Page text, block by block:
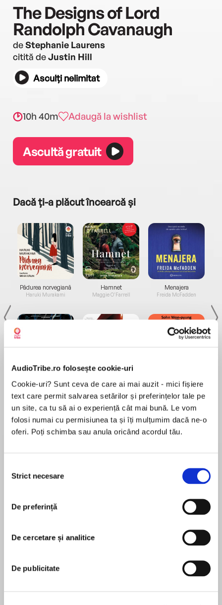
AudioTribe.ro folosește cookie-uri
Cookie-uri? Sunt ceva de care ai mai auzit - mici fișiere
text care permit salvarea setărilor și preferințelor tale pe
un site, ca tu să ai o experiență cât mai bună. Le vom
folosi numai cu permisiunea ta și îți mulțumim dacă ne-o
oferi. Poți schimba sau anula oricând acordul tău.
consimțământului
Strict necesare
De preferință
De cercetare și analitice
De publicitate
The Designs of Lord
Randolph Cavanaugh
deStephanie Laurens
citită deJustin Hill
Asculți nelimitat
10h 40m Adaugă la wishlist
Ascultă gratuit
Dacă ți-a plăcut încearcă și
Pădurea norvegiană
Haruki Murakami
de...
Dani Francis
Hamnet
Maggie O'Farrell
la...
Lauren Weisberger
Menajera
Freida McFadden
Sohn Won-pyung
Laurens returns with a new series that captures
the simmering desires and intrigues of early
stepsiblings are determined to make their own
passion, THE CAVANAUGHS will delight readers
with their bold exploits.
An independent nobleman
În acest moment nu există recenzii
pentru această carte